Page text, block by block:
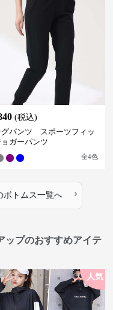
(税込)
グパンツ スポーツフィッ
ョガーパンツ
全4色
ボトムス一覧へ ›
ップのおすすめアイテ
人気